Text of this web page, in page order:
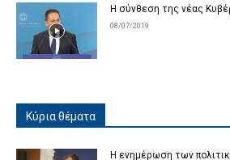
Η σύνθεση της νέας
08/07/2019
Κύρια θέματα
Η ενημέρωση των